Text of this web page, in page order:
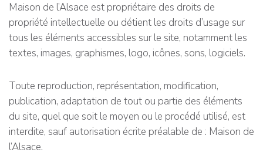
Maison de l’Alsace est propriétaire des droits de
propriété intellectuelle ou détient les droits d’usage sur
tous les éléments accessibles sur le site, notamment les
textes, images, graphismes, logo, icônes, sons, logiciels.
Toute reproduction, représentation, modification,
publication, adaptation de tout ou partie des éléments
du site, quel que soit le moyen ou le procédé utilisé, est
interdite, sauf autorisation écrite préalable de : Maison de
l’Alsace.